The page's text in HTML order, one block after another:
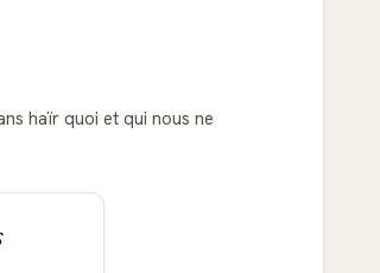
haïr quoi et qui nous ne